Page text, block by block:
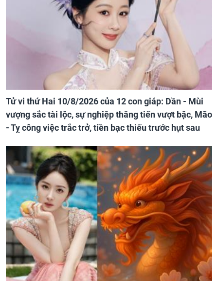
Tử vi thứ Hai 10/8/2026 của 12 con giáp: Dần - Mùi
vượng sắc tài lộc, sự nghiệp thăng tiến vượt bậc, Mão
- Tỵ công việc trắc trở, tiền bạc thiếu trước hụt sau